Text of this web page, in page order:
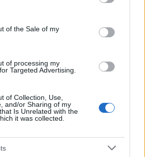
to Google and its third-party tags to
specified purposes in below Google
of the Sale of my
of processing my
Targeted Advertising.
of Collection, Use,
and/or Sharing of my
Is Unrelated with the
it was collected.
be
cikkeit